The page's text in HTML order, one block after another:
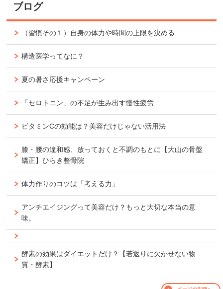
ブログ
（習慣その１）自身の体力や時間の上限を決める
構造医学ってなに？
夏の暑さ応援キャンペーン
「セロトニン」の不足が生み出す慢性疲労
ビタミンCの効能は？美容だけじゃない活用法
膝・腰の違和感、放っておくと不調のもとに【大山の骨盤
矯正】ひらき整骨院
体力作りのコツは「考える力」
アンチエイジングって美容だけ？もっと大切な本当の意
味。
酵素の効果はダイエットだけ？【若返りに欠かせない物
質・酵素】